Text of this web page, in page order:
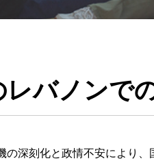
バノンで
の深刻化と政情不安により